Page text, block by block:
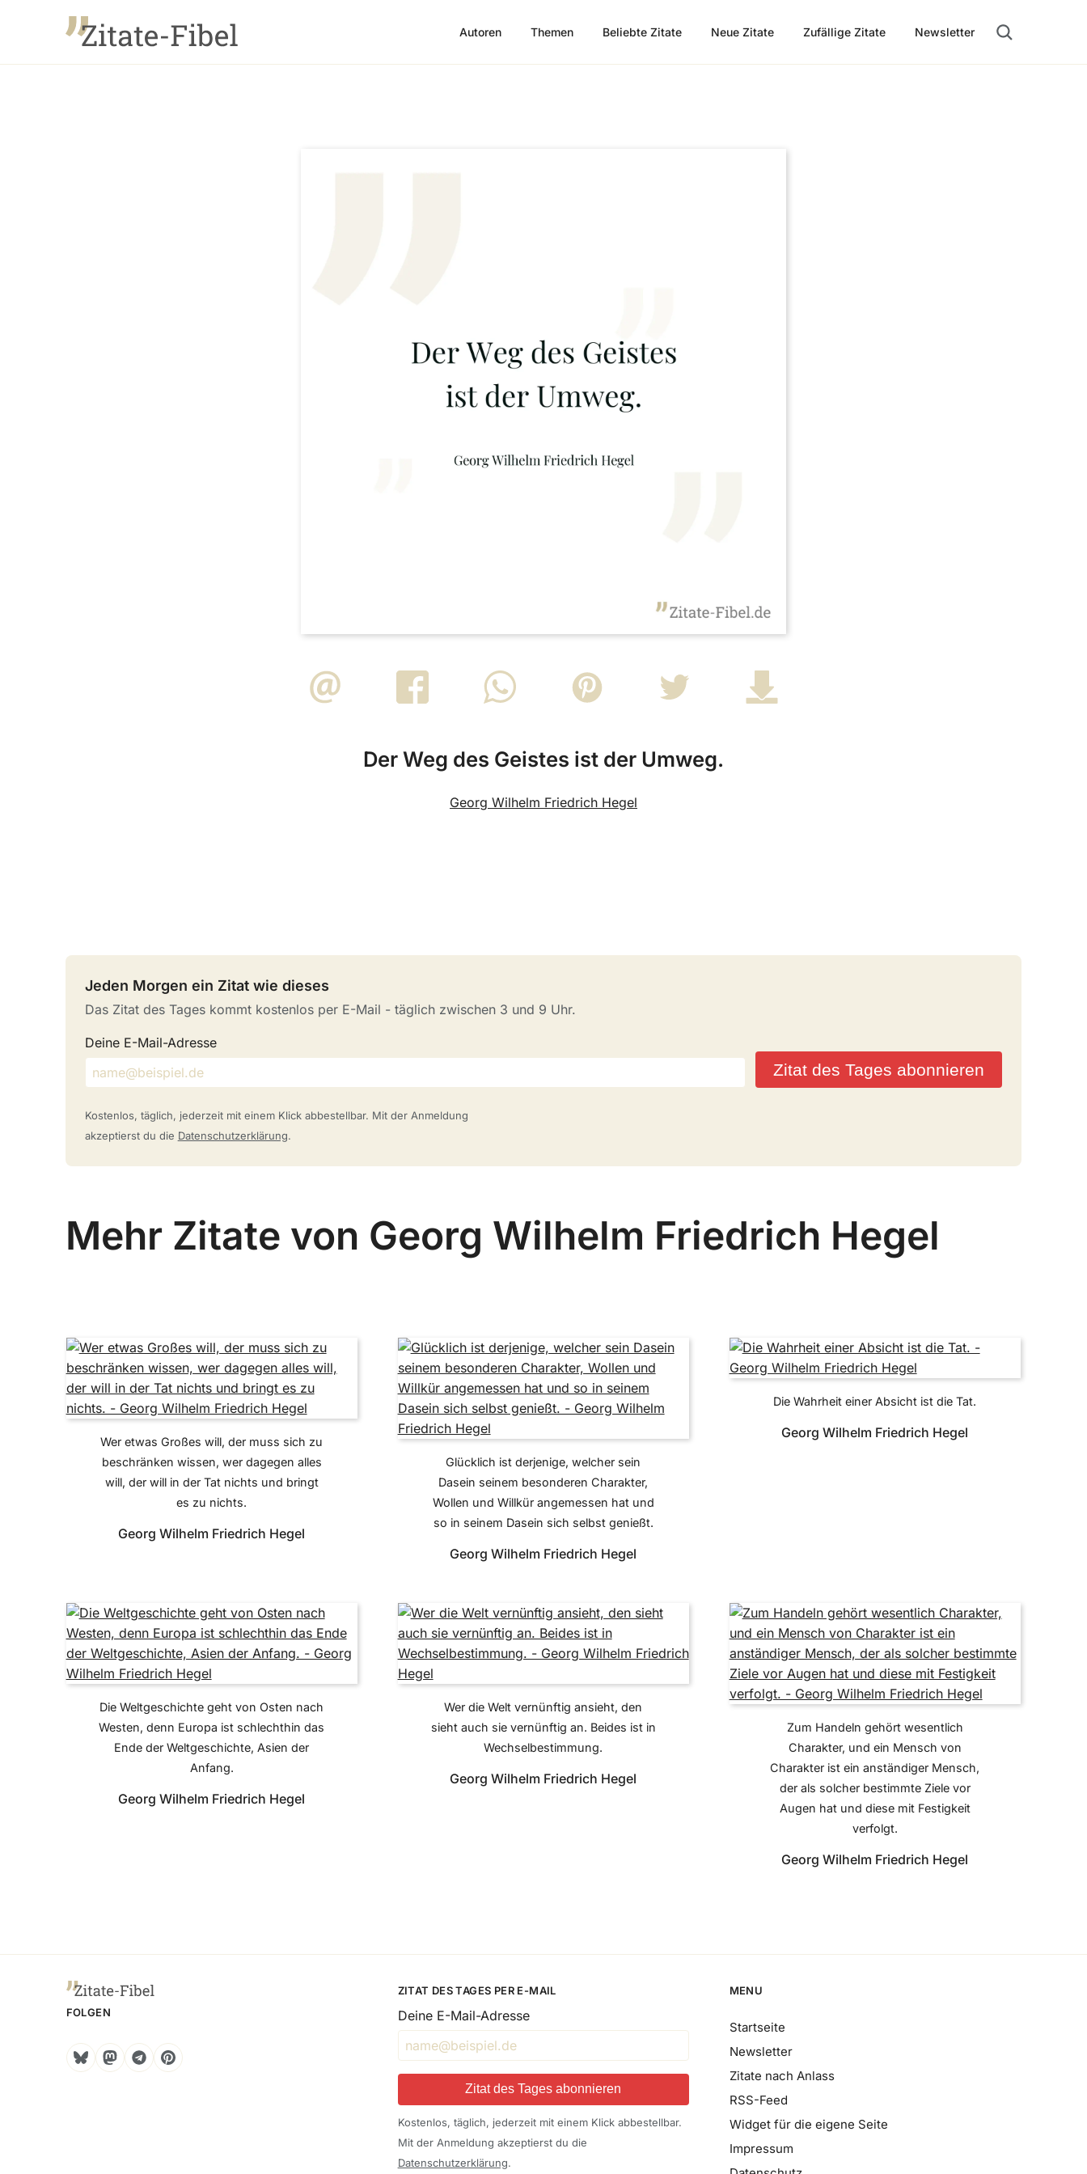
Suche öffnen
Autoren Themen Beliebte Zitate Neue Zitate Zufällige Zitate Newsletter
Der Weg des Geistes ist der Umweg.
Georg Wilhelm Friedrich Hegel
Jeden Morgen ein Zitat wie dieses
Das Zitat des Tages kommt kostenlos per E-Mail - täglich zwischen 3 und 9 Uhr.
Deine E-Mail-Adresse
Zitat des Tages abonnieren
Kostenlos, täglich, jederzeit mit einem Klick abbestellbar. Mit der Anmeldung
akzeptierst du die Datenschutzerklärung.
Mehr Zitate von Georg Wilhelm Friedrich Hegel
Wer etwas Großes will, der muss sich zu
beschränken wissen, wer dagegen alles
will, der will in der Tat nichts und bringt
es zu nichts.
Georg Wilhelm Friedrich Hegel
Glücklich ist derjenige, welcher sein
Dasein seinem besonderen Charakter,
Wollen und Willkür angemessen hat und
so in seinem Dasein sich selbst genießt.
Georg Wilhelm Friedrich Hegel
Die Wahrheit einer Absicht ist die Tat.
Georg Wilhelm Friedrich Hegel
Die Weltgeschichte geht von Osten nach
Westen, denn Europa ist schlechthin das
Ende der Weltgeschichte, Asien der
Anfang.
Georg Wilhelm Friedrich Hegel
Wer die Welt vernünftig ansieht, den
sieht auch sie vernünftig an. Beides ist in
Wechselbestimmung.
Georg Wilhelm Friedrich Hegel
Zum Handeln gehört wesentlich
Charakter, und ein Mensch von
Charakter ist ein anständiger Mensch,
der als solcher bestimmte Ziele vor
Augen hat und diese mit Festigkeit
verfolgt.
Georg Wilhelm Friedrich Hegel
FOLGEN
BlueskyMastodon
TelegramPinterest
ZITAT DES TAGES PER E-MAIL
Deine E-Mail-Adresse
Zitat des Tages abonnieren
Kostenlos, täglich, jederzeit mit einem Klick abbestellbar.
Mit der Anmeldung akzeptierst du die
Datenschutzerklärung.
MENU
Startseite
Newsletter
Zitate nach Anlass
RSS-Feed
Widget für die eigene Seite
Impressum